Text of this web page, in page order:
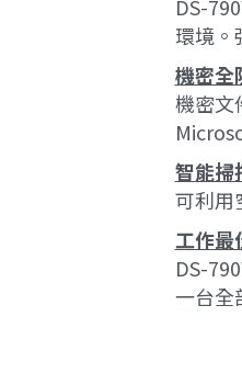
DS-
環境。
機密全
機密文
智能掃
可利用
工作
DS-
一台全